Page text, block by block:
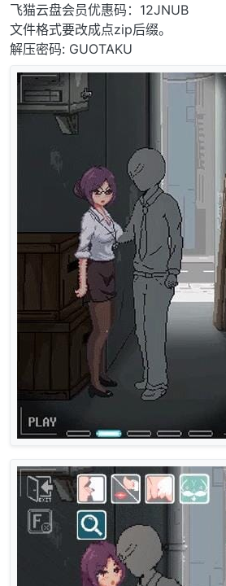
飞猫云盘会员优惠码：12JNUB
文件格式要改成点zip后缀。
解压密码: GUOTAKU